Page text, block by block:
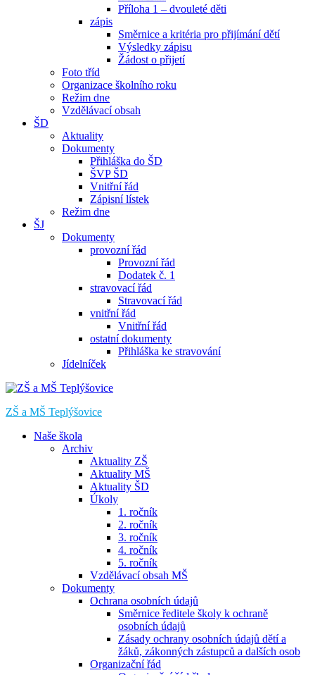
Příloha 1 – dvouleté děti
zápis
Směrnice a kritéria pro přijímání dětí
Výsledky zápisu
Žádost o přijetí
Foto tříd
Organizace školního roku
Režim dne
Vzdělávací obsah
ŠD
Aktuality
Dokumenty
Přihláška do ŠD
ŠVP ŠD
Vnitřní řád
Zápisní lístek
Režim dne
ŠJ
Dokumenty
provozní řád
Provozní řád
Dodatek č. 1
stravovací řád
Stravovací řád
vnitřní řád
Vnitřní řád
ostatní dokumenty
Přihláška ke stravování
Jídelníček
ZŠ a MŠ Teplýšovice
Naše škola
Archiv
Aktuality ZŠ
Aktuality MŠ
Aktuality ŠD
Úkoly
1. ročník
2. ročník
3. ročník
4. ročník
5. ročník
Vzdělávací obsah MŠ
Dokumenty
Ochrana osobních údajů
Směrnice ředitele školy k ochraně
osobních údajů
Zásady ochrany osobních údajů dětí a
žáků, zákonných zástupců a dalších osob
Organizační řád